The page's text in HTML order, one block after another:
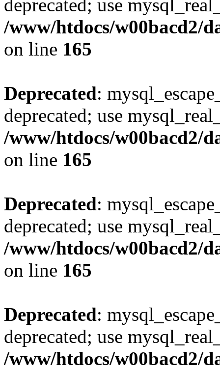
deprecated; use
/www/htdocs/w00bacd2/
on line 165
Deprecated:
deprecated; use
/www/htdocs/w00bacd2/
on line 165
Deprecated:
deprecated; use
/www/htdocs/w00bacd2/
on line 165
Deprecated:
deprecated; use
/www/htdocs/w00bacd2/